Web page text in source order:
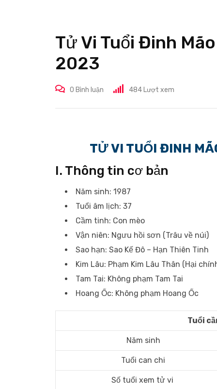
Tử Vi Tuổi Đinh
2023
0 Bình luận 484 Lượt xem
TỬ VI TUỔI ĐINH
I. Thông tin cơ bản
Năm sinh: 1987
Tuổi âm lịch: 37
Cầm tinh: Con mèo
Vận niên: Ngưu hồi sơn (Trâu về núi)
Sao hạn: Sao Kế Đô – Hạn Thiên Tinh
Kim Lâu: Phạm Kim Lâu Thân (Hại
Tam Tai: Không phạm Tam Tai
Hoang Ốc: Không phạm Hoang Ốc
Tuổi
Năm sinh
Tuổi can chi
Số tuổi xem tử vi